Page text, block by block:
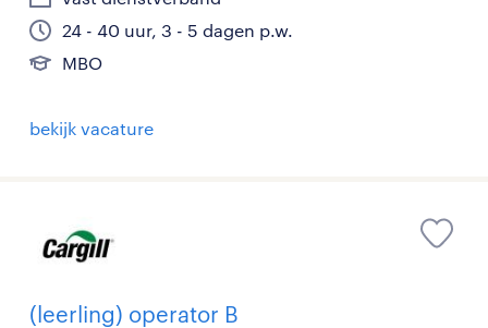
24 - 40 uur, 3 - 5 dagen p.w.
MBO
bekijk vacature
(leerling) operator B